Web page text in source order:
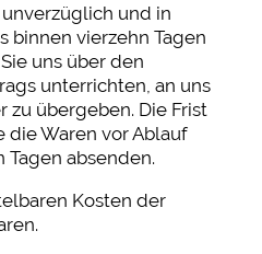
und in
binnen vierzehn Tagen
uns über den
unterrichten, an uns
zu übergeben. Die Frist
die Waren vor Ablauf
Tagen absenden.
Kosten der